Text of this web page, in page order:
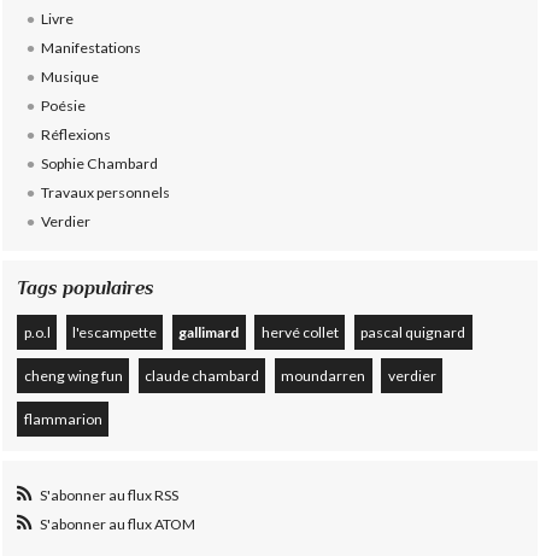
Livre
Manifestations
Musique
Poésie
Réflexions
Sophie Chambard
Travaux personnels
Verdier
Tags populaires
p.o.l l'escampette gallimard hervé collet pascal quignard
cheng wing fun claude chambard moundarren verdier
flammarion
S'abonner au flux RSS
S'abonner au flux ATOM